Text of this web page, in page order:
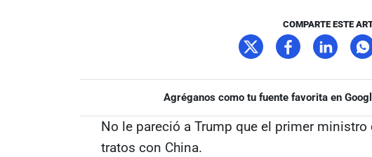
COMPARTE ESTE
Agréganos como tu fuente favorita en
No le pareció a Trump que el primer ministro
tratos con China.